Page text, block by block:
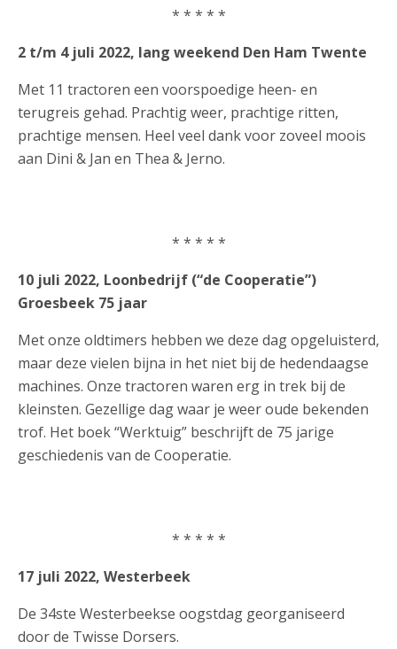
* * * * *
2 t/m 4 juli 2022, lang weekend Den Ham Twente
Met 11 tractoren een voorspoedige heen- en
terugreis gehad. Prachtig weer, prachtige ritten,
prachtige mensen. Heel veel dank voor zoveel moois
aan Dini & Jan en Thea & Jerno.
* * * * *
10 juli 2022, Loonbedrijf (“de Cooperatie”)
Groesbeek 75 jaar
Met onze oldtimers hebben we deze dag opgeluisterd,
maar deze vielen bijna in het niet bij de hedendaagse
machines. Onze tractoren waren erg in trek bij de
kleinsten. Gezellige dag waar je weer oude bekenden
trof. Het boek “Werktuig” beschrijft de 75 jarige
geschiedenis van de Cooperatie.
* * * * *
17 juli 2022, Westerbeek
De 34ste Westerbeekse oogstdag georganiseerd
door de Twisse Dorsers.